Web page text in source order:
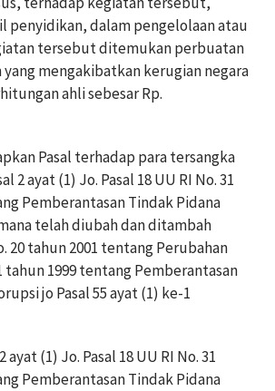
penyidikan, dalam pengelolaan atau
tersebut ditemukan perbuatan
mengakibatkan kerugian negara
ahli sebesar Rp.
Pasal terhadap para tersangka
2 ayat (1) Jo. Pasal 18 UU RI No. 31
Pemberantasan Tindak Pidana
telah diubah dan ditambah
20 tahun 2001 tentang Perubahan
tahun 1999 tentang Pemberantasan
jo Pasal 55 ayat (1) ke-1
(1) Jo. Pasal 18 UU RI No. 31
Pemberantasan Tindak Pidana